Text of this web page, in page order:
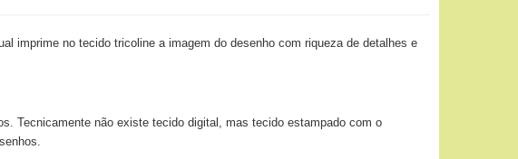
imprime no tecido tricoline a imagem do desenho com riqueza de detalhes e
Tecnicamente não existe tecido digital, mas tecido estampado com o